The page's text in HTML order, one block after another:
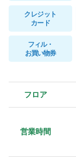
クレジット
カード
フィル・
お買い物券
フロア
営業時間